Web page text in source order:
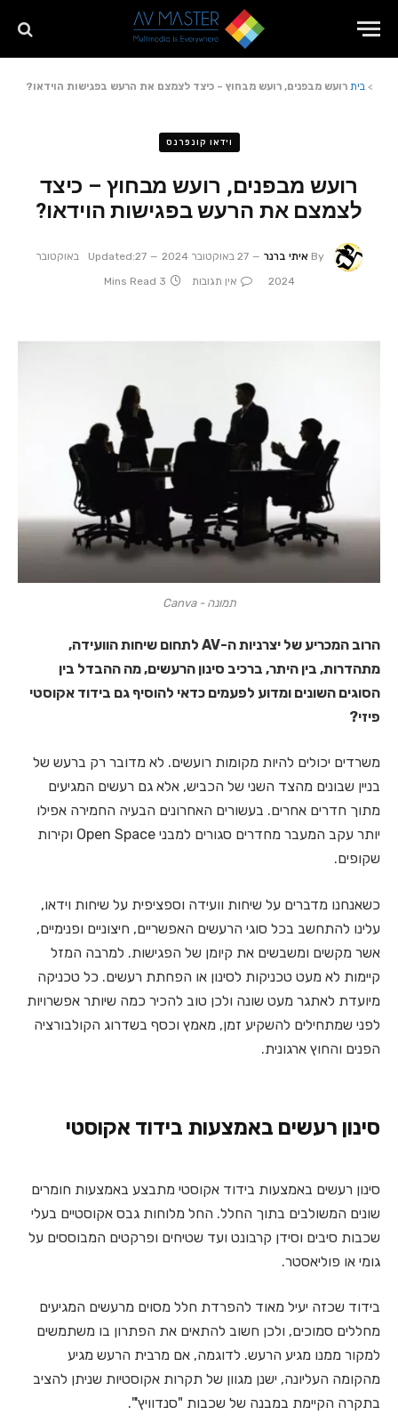
>בית רועש מבפנים, רועש מבחוץ – כיצד לצמצם את הרעש בפגישות הוידאו?
וידאו קונפרנס
רועש מבפנים, רועש מבחוץ – כיצד
לצמצם את הרעש בפגישות הוידאו?
By איתי ברנר 27 באוקטובר 2024 Updated:
27 באוקטובר
2024
אין תגובות 3 Mins Read
תמונה - Canva
הרוב המכריע של יצרניות ה-AV לתחום שיחות הוועידה,
מתהדרות, בין היתר, ברכיב סינון הרעשים, מה ההבדל בין
הסוגים השונים ומדוע לפעמים כדאי להוסיף גם בידוד אקוסטי
פיזי?
משרדים יכולים להיות מקומות רועשים. לא מדובר רק ברעש של
בניין שבונים מהצד השני של הכביש, אלא גם רעשים המגיעים
מתוך חדרים אחרים. בעשורים האחרונים הבעיה החמירה אפילו
יותר עקב המעבר מחדרים סגורים למבני Open Space וקירות
שקופים.
כשאנחנו מדברים על שיחות וועידה וספציפית על שיחות וידאו,
עלינו להתחשב בכל סוגי הרעשים האפשריים, חיצוניים ופנימיים,
אשר מקשים ומשבשים את קיומן של הפגישות. למרבה המזל
קיימות לא מעט טכניקות לסינון או הפחתת רעשים. כל טכניקה
מיועדת לאתגר מעט שונה ולכן טוב להכיר כמה שיותר אפשרויות
לפני שמתחילים להשקיע זמן, מאמץ וכסף בשדרוג הקולבורציה
הפנים והחוץ ארגונית.
סינון רעשים באמצעות בידוד אקוסטי
סינון רעשים באמצעות בידוד אקוסטי מתבצע באמצעות חומרים
שונים המשולבים בתוך החלל. החל מלוחות גבס אקוסטיים בעלי
שכבות סיבים וסידן קרבונט ועד שטיחים ופרקטים המבוססים על
גומי או פוליאסטר.
בידוד שכזה יעיל מאוד להפרדת חלל מסוים מרעשים המגיעים
מחללים סמוכים, ולכן חשוב להתאים את הפתרון בו משתמשים
למקור ממנו מגיע הרעש. לדוגמה, אם מרבית הרעש מגיע
מהקומה העליונה, ישנן מגוון של תקרות אקוסטיות שניתן להציב
בתקרה הקיימת במבנה של שכבות "סנדוויץ'".